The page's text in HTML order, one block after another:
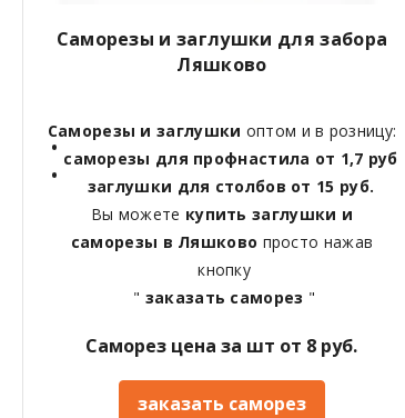
Саморезы и заглушки для забора
Ляшково
Саморезы и заглушки оптом и в розницу:
саморезы для профнастила от 1,7 руб
заглушки для столбов от 15 руб.
Вы можете купить заглушки и
саморезы в Ляшково просто нажав
кнопку
" заказать саморез "
Саморез цена за шт от 8 руб.
заказать саморез